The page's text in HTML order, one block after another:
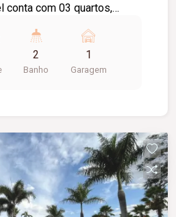
conta com 03 quartos,
equipada com armário
área de lavanderia e 01
Ótima opção para
2
Banho
1
Garagem